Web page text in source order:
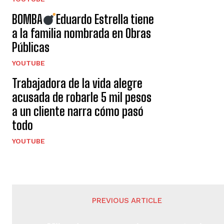
BOMBA
Eduardo Estrella tiene
a la familia nombrada en Obras
Públicas
YOUTUBE
Trabajadora de la vida alegre
acusada de robarle 5 mil pesos
a un cliente narra cómo pasó
todo
YOUTUBE
PREVIOUS ARTICLE